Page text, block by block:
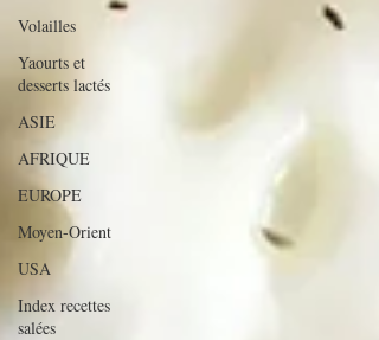
Volailles
Yaourts et
desserts lactés
ASIE
AFRIQUE
EUROPE
Moyen-Orient
USA
Index recettes
salées